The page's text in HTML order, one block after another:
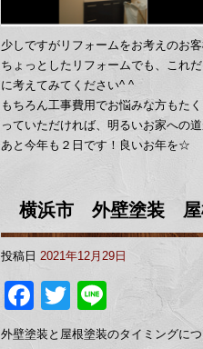
少しですがリフォームをお考えのお
ちょっとしたリフォームでも、これ
に考えてみてください^ ^
もちろん工事費用でお悩みな方もた
っていただければ、明るいお家への
あと今年も２日です！良いお年を☆
横浜市 外壁塗装 屋
投稿日 2021年12月29日
Facebook
Twitter
Line
外壁塗装と屋根塗装のタイミングに